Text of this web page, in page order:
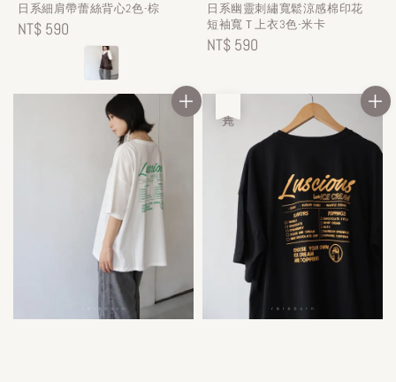
日系細肩帶蕾絲背心2色-棕
Regular
NT$ 590
日系幽靈刺繡寬鬆涼感棉印花
短袖寬Ｔ上衣3色-米卡
Regular
NT$ 590